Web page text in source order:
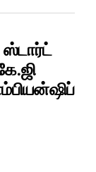
ஸ்டார்ட்